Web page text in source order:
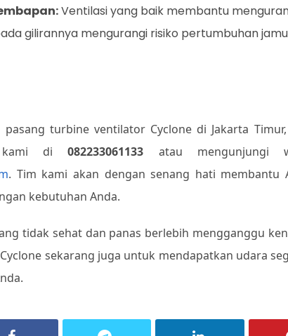
Ventilasi yang baik membantu
gilirannya mengurangi risiko pertumbuhan
pasang turbine ventilator Cyclone di Jakarta
kami di082233061133 atau mengunjungi
. Tim kami akan dengan senang hati membantu
kebutuhan Anda.
tidak sehat dan panas berlebih mengganggu
sekarang juga untuk mendapatkan udara